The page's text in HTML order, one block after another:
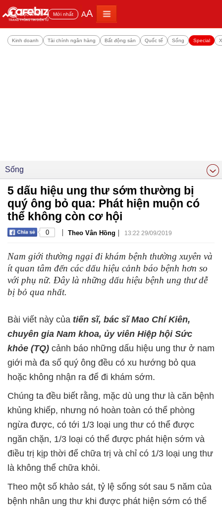
Đọc nhiều Mới nhất AA
Kinh doanh Tài chính ngân hàng Bất động sản Quốc tế Sống Special
Sống
5 dấu hiệu ung thư sớm thường bị
quý ông bỏ qua: Phát hiện muộn có
thể không còn cơ hội
0 | Theo Vân Hồng | 13:22 29/09/2019
Nam giới thường ngại đi khám bệnh thường xuyên và
ít quan tâm đến các dấu hiệu cảnh báo bệnh hơn so
với phụ nữ. Đây là những dấu hiệu bệnh ung thư dễ
bị bỏ qua nhất.
Bài viết này của tiến sĩ, bác sĩ Mao Chí Kiên,
chuyên gia Nam khoa, ủy viên Hiệp hội Sức
khỏe (TQ) cảnh báo những dấu hiệu ung thư ở nam
giới mà đa số quý ông đều có xu hướng bỏ qua
hoặc không nhận ra để đi khám sớm.
Chúng ta đều biết rằng, mặc dù ung thư là căn bệnh
khủng khiếp, nhưng nó hoàn toàn có thể phòng
ngừa được, có tới 1/3 loại ung thư có thể được
ngăn chặn, 1/3 loại có thể được phát hiện sớm và
điều trị kịp thời để chữa trị và chỉ có 1/3 loại ung thư
là không thể chữa khỏi.
Theo một số khảo sát, tỷ lệ sống sót sau 5 năm của
bệnh nhân ung thư khi được phát hiện sớm có thể